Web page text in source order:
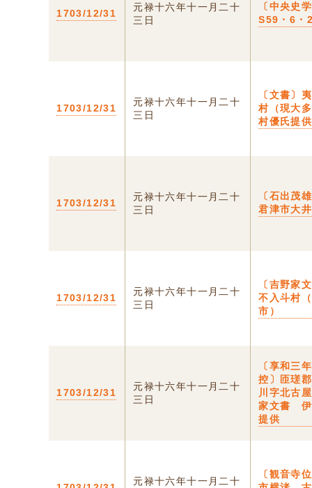
1703/12/31
元禄十六年十一月二十
三日
〔中央史
S59・6・
1703/12/31
元禄十六年十一月二十
三日
〔文書〕
村（現大
村優氏提供
1703/12/31
元禄十六年十一月二十
三日
〔石出茂
君津市大井
1703/12/31
元禄十六年十一月二十
三日
〔吉野家
不入斗村
市）
1703/12/31
元禄十六年十一月二十
三日
〔享和三
控〕匝瑳
川字北古
家文書 伊
提供
元禄十六年十一月二十
〔観音寺